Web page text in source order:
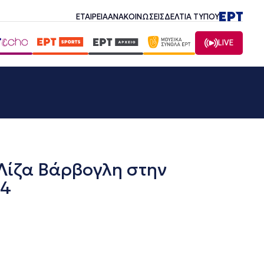
ΕΤΑΙΡΕΙΑΑΝΑΚΟΙΝΩΣΕΙΣΔΕΛΤΙΑ ΤΥΠΟΥ
LIVE
Βάρβογλη στην